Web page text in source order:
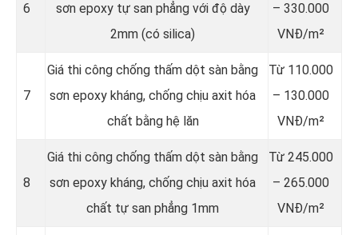
6
sơn epoxy tự san phẳng với độ dày
2mm (có silica)
– 330.000
VNĐ/m²
7
Giá thi công chống thấm dột sàn bằng
sơn epoxy kháng, chống chịu axit hóa
chất bằng hệ lăn
Từ 110.000
– 130.000
VNĐ/m²
8
Giá thi công chống thấm dột sàn bằng
sơn epoxy kháng, chống chịu axit hóa
chất tự san phẳng 1mm
Từ 245.000
– 265.000
VNĐ/m²